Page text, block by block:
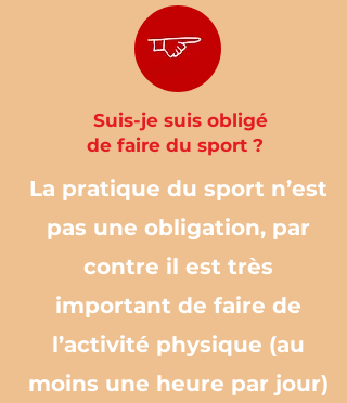
Suis-je suis obligé
de faire du sport ?
La pratique du sport n’est
pas une obligation, par
contre il est très
important de faire de
l’activité physique (au
moins une heure par jour)